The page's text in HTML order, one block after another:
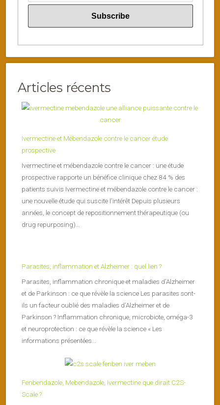
Articles récents
Ivermectine et Mébendazole contre le cancer étude
prospective
Ivermectine et mébendazole contre le cancer : une étude
prospective rapporte un bénéfice clinique chez 84 % des
patients suivis Ivermectine et mébendazole contre le cancer :
une nouvelle étude qui suscite l’intérêt Depuis plusieurs
années, le concept de repositionnement thérapeutique (ou
drug repurposing)...
Parasites, inflammation et Alzheimer : quel lien ?
Parasites, inflammation chronique et maladies d’Alzheimer
et de Parkinson : ce que révèle la science Les parasites sont-
ils un facteur oublié des maladies d’Alzheimer et de
Parkinson ? Inflammation chronique, microbiote, oméga-3
et neuroprotection : ce que révèle la science « Les
informations présentées...
Fenbendazole, Mebendazole, Ivermectine que dirait C2S-
Scale ?